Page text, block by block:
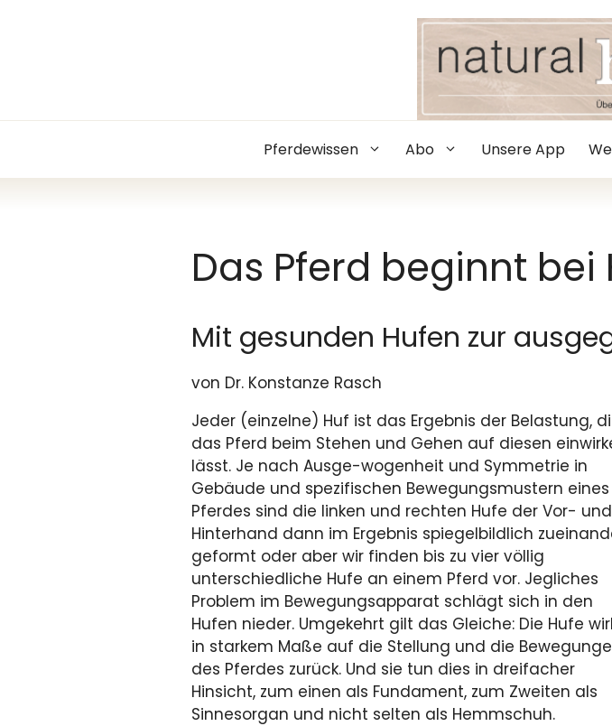
Pferdewissen Abo Unsere App
Das Pferd beginnt bei
Mit gesunden Hufen zur
von Dr. Konstanze Rasch
Jeder (einzelne) Huf ist das Ergebnis der Belastung,
das Pferd beim Stehen und Gehen auf diesen
lässt. Je nach Ausge-wogenheit und Symmetrie in
Gebäude und spezifischen Bewegungsmustern eines
Pferdes sind die linken und rechten Hufe der Vor- und
Hinterhand dann im Ergebnis spiegelbildlich
geformt oder aber wir finden bis zu vier völlig
unterschiedliche Hufe an einem Pferd vor. Jegliches
Problem im Bewegungsapparat schlägt sich in den
Hufen nieder. Umgekehrt gilt das Gleiche: Die Hufe
in starkem Maße auf die Stellung und die
des Pferdes zurück. Und sie tun dies in dreifacher
Hinsicht, zum einen als Fundament, zum Zweiten als
Sinnesorgan und nicht selten als Hemmschuh.